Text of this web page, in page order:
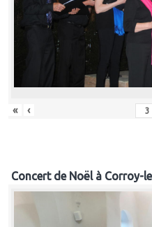
« ‹
Concert de Noël à Corroy-